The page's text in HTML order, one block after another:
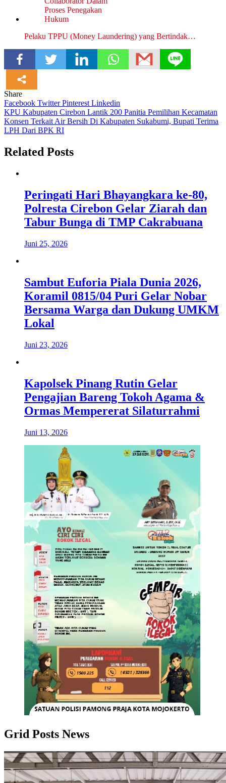
Pelaku TPPU (Money Laundering) yang Bertindak…
Share
Facebook TwitterPinterest Linkedin
Navigasi
pos
KPU Kabupaten Cirebon Lantik 200 Panitia Pemilihan Kecamatan
Konsen Terkait Air Bersih Di Kabupaten Sukabumi, Bupati Terima
LPH Dari BPK RI
Related Posts
Peringati Hari Bhayangkara ke-80,
Polresta Cirebon Gelar Ziarah dan
Tabur Bunga di TMP Cakrabuana
Juni 25, 2026
Sambut Euforia Piala Dunia 2026,
Koramil 0815/04 Puri Gelar Nobar
Bersama Warga dan Dukung UMKM
Lokal
Juni 23, 2026
Kapolsek Pinang Rutin Gelar
Pengajian Bareng Tokoh Agama &
Ormas Mempererat Silaturrahmi
Juni 13, 2026
Grid Posts News